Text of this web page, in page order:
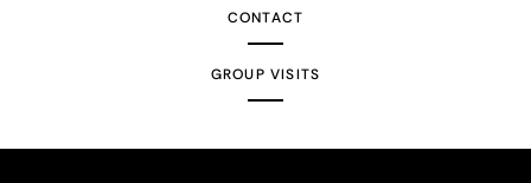
CONTACT
GROUP VISITS